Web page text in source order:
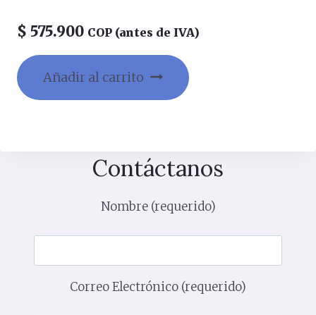
$ 575.900 COP (antes de IVA)
Añadir al carrito
Contáctanos
Nombre (requerido)
Correo Electrónico (requerido)